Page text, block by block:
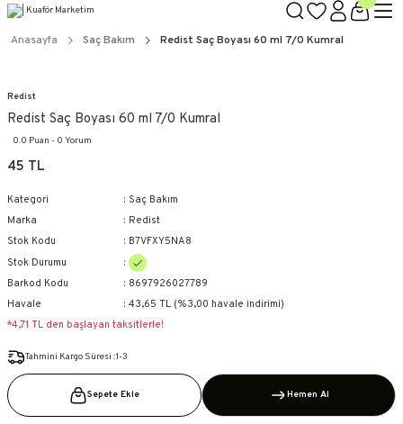
KAPIDA ÖDEME SEÇENEĞİ
Anasayfa Saç Bakım Redist Saç Boyası 60 ml 7/0 Kumral
Redist
Redist Saç Boyası 60 ml 7/0 Kumral
0.0 Puan - 0 Yorum
45 TL
Kategori
Saç Bakım
Marka
Redist
Stok Kodu
B7VFXY5NA8
Stok Durumu
Barkod Kodu
8697926027789
Havale
43,65 TL (%3,00 havale indirimi)
*4,71 TL den başlayan taksitlerle!
Tahmini Kargo Süresi :1-3
Sepete Ekle Hemen Al